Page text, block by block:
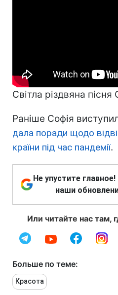
Світла різдвяна пісня
Раніше Софія
дала поради щодо
країни під час пандемії.
Не упустите
наши
Или читайте нас там,
Больше по теме:
Красота